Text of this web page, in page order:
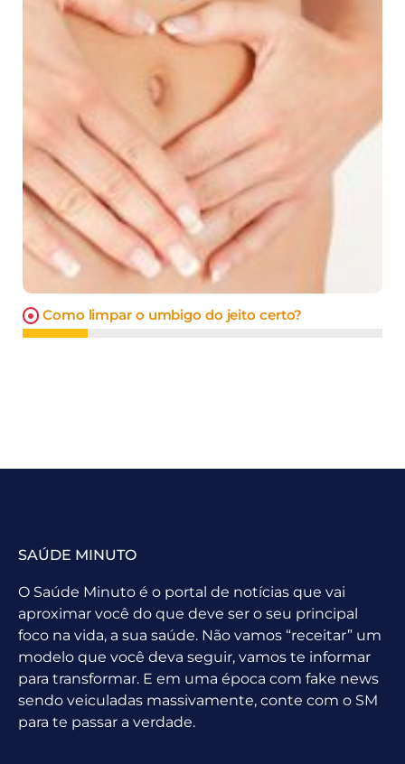
Como limpar o umbigo do jeito certo?
SAÚDE MINUTO
O Saúde Minuto é o portal de notícias que vai
aproximar você do que deve ser o seu principal
foco na vida, a sua saúde. Não vamos “receitar” um
modelo que você deva seguir, vamos te informar
para transformar. E em uma época com fake news
sendo veiculadas massivamente, conte com o SM
para te passar a verdade.